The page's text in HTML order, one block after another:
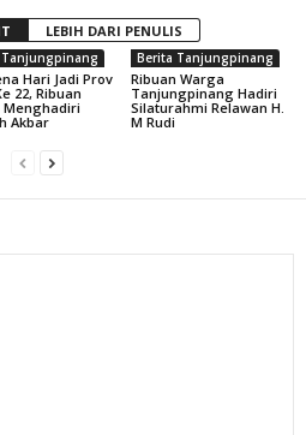
LEBIH DARI PENULIS
Hari Jadi Prov
22, Ribuan
Menghadiri
Akbar
Berita Tanjungpinang
Ribuan Warga
Tanjungpinang Hadiri
Silaturahmi Relawan H.
M Rudi